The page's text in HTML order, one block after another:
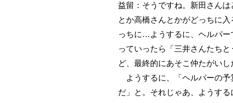
益留：そうですね。新田さん
とか高橋さんとかがどっちに
っちに…ようするに、ヘルパー
っていったら「三井さんたち
ど、最終的にあそこ仲たがい
ようするに、「ヘルパーの予
だ」と。それじゃあ、ようす